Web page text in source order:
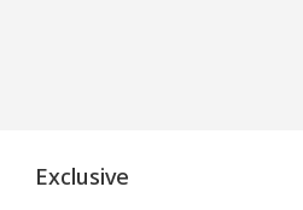
Exclusive